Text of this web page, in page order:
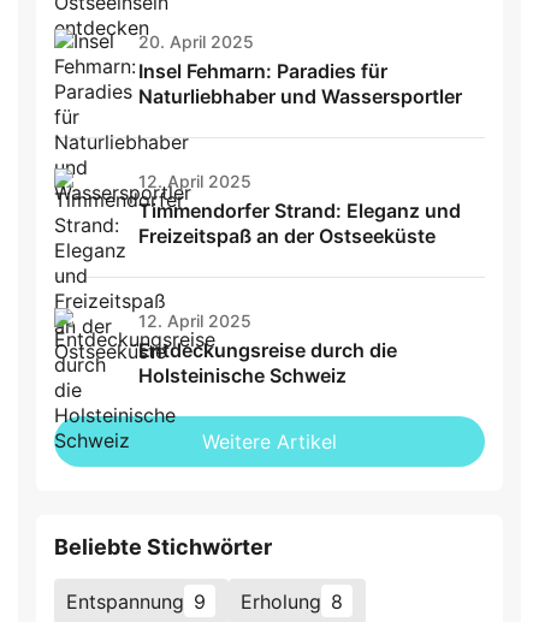
20. April 2025
Insel Fehmarn: Paradies für
Naturliebhaber und Wassersportler
12. April 2025
Timmendorfer Strand: Eleganz und
Freizeitspaß an der Ostseeküste
12. April 2025
Entdeckungsreise durch die
Holsteinische Schweiz
Weitere Artikel
Beliebte Stichwörter
Entspannung 9 Erholung 8